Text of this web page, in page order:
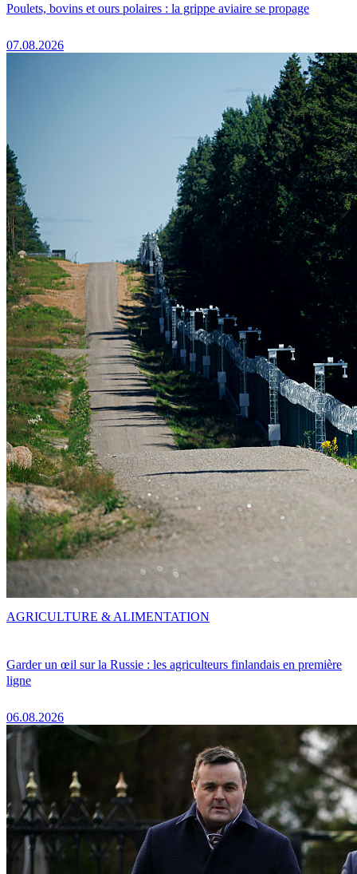
Poulets, bovins et ours polaires : la grippe aviaire se propage
07.08.2026
Garder un œil sur la Russie : les agriculteurs finlandais en première
ligne
06.08.2026
AGRICULTURE & ALIMENTATION